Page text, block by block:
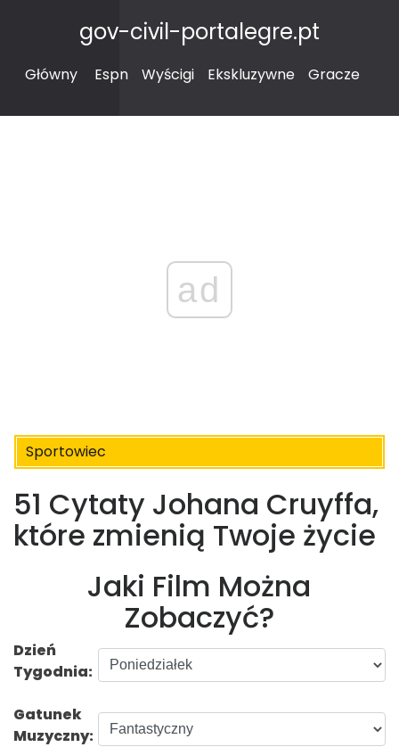
gov-civil-portalegre.pt
Główny Espn Wyścigi Ekskluzywne Gracze
ad
Sportowiec
51 Cytaty Johana Cruyffa,
które zmienią Twoje życie
Jaki Film Można
Zobaczyć?
Dzień
Tygodnia:
Gatunek
Muzyczny: